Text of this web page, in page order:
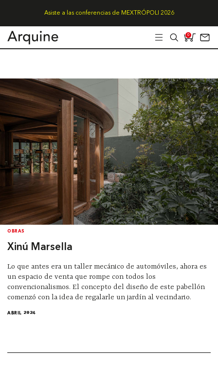
Asiste a las conferencias de MEXTRÓPOLI 2026
0
OBRAS
Xinú Marsella
Lo que antes era un taller mecánico de automóviles, ahora es
un espacio de venta que rompe con todos los
convencionalismos. El concepto del diseño de este pabellón
comenzó con la idea de regalarle un jardín al vecindario.
ABRIL 2024